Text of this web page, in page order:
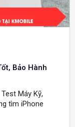
Bảo Hành
Máy Kỹ,
tìm iPhone